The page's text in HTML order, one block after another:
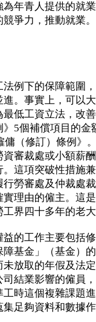
年青人提供的就
爭力，推動就業。
下的保障範圍，
。事實上，可以
低工資立法，改
5個補償項目的
傭（修訂）條例》
審裁處或小額薪
這項突破性措施
勞審處及仲裁處
理由的僱主。這
界四十多年的老
的工作主要包括修
基金」（基金）
未放取的年假及法
結業影響的僱員
時這個複雜課題
足夠資料和數據